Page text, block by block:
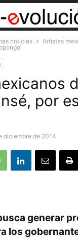
noticias
Artistas
por
diciembre de 2014
generar
los